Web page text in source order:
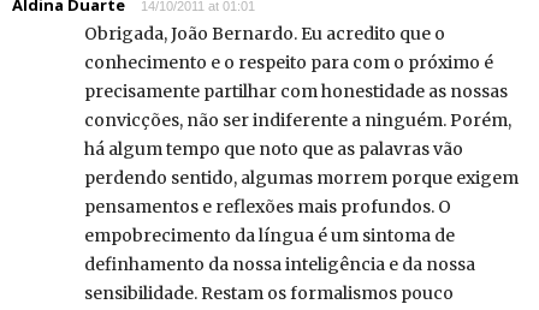
Aldina Duarte 14/10/2011 at 01:01
Obrigada, João Bernardo. Eu acredito que o
conhecimento e o respeito para com o próximo é
precisamente partilhar com honestidade as nossas
convicções, não ser indiferente a ninguém. Porém,
há algum tempo que noto que as palavras vão
perdendo sentido, algumas morrem porque exigem
pensamentos e reflexões mais profundos. O
empobrecimento da língua é um sintoma de
definhamento da nossa inteligência e da nossa
sensibilidade. Restam os formalismos pouco